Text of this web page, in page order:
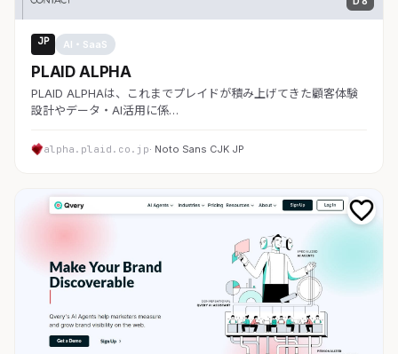
JP AI・SaaS
PLAID ALPHA
PLAID ALPHAは、これまでプレイドが積み上げてきた顧客体験
設計やデータ・AI活用に係…
alpha.plaid.co.jp· Noto Sans CJK JP